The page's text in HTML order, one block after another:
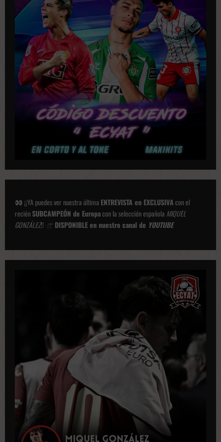
a
o
n
e
¡¡YA puedes ver nuestra última ENTREVISTA en EXCLUSIVAcon el
reciénSUBCAMPEÓN de Europacon la selección española MIQUEL
GONZÁLEZ!! DISPONIBLE en nuestro canal de YOUTUBE